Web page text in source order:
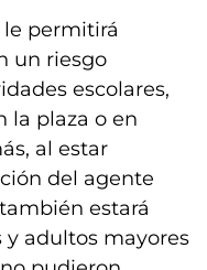
permitirá
un riesgo
escolares,
la plaza o en
al estar
del agente
estará
y adultos mayores